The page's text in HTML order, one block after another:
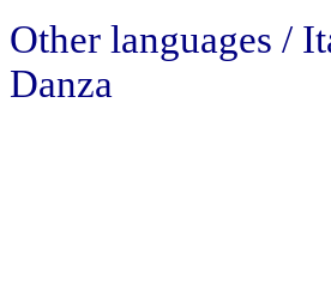
Other languages /
Danza